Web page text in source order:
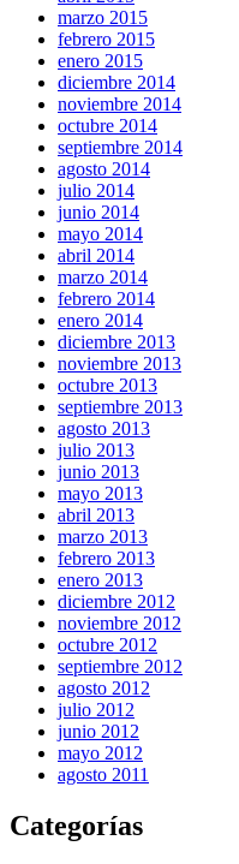
marzo 2015
febrero 2015
enero 2015
diciembre 2014
noviembre 2014
octubre 2014
septiembre 2014
agosto 2014
julio 2014
junio 2014
mayo 2014
abril 2014
marzo 2014
febrero 2014
enero 2014
diciembre 2013
noviembre 2013
octubre 2013
septiembre 2013
agosto 2013
julio 2013
junio 2013
mayo 2013
abril 2013
marzo 2013
febrero 2013
enero 2013
diciembre 2012
noviembre 2012
octubre 2012
septiembre 2012
agosto 2012
julio 2012
junio 2012
mayo 2012
agosto 2011
Categorías